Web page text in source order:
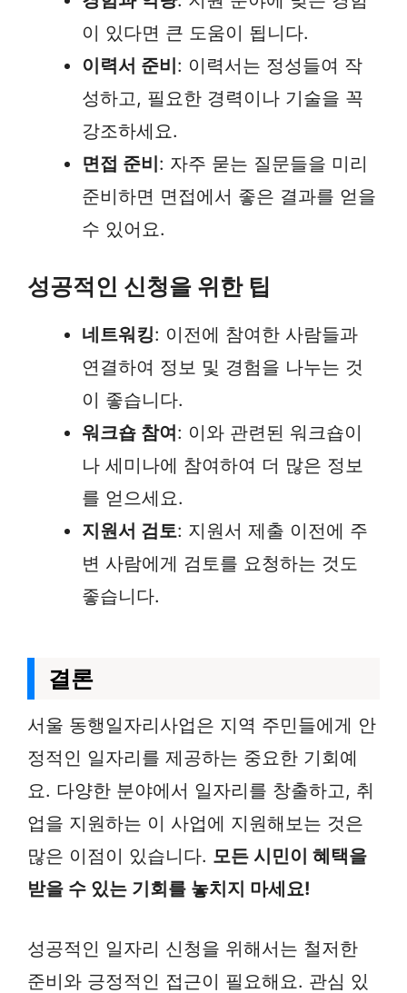
이 있다면 큰 도움이 됩니다.
이력서 준비: 이력서는 정성들여 작
성하고, 필요한 경력이나 기술을 꼭
강조하세요.
면접 준비: 자주 묻는 질문들을 미리
준비하면 면접에서 좋은 결과를 얻을
수 있어요.
성공적인 신청을 위한 팁
네트워킹: 이전에 참여한 사람들과
연결하여 정보 및 경험을 나누는 것
이 좋습니다.
워크숍 참여: 이와 관련된 워크숍이
나 세미나에 참여하여 더 많은 정보
를 얻으세요.
지원서 검토: 지원서 제출 이전에 주
변 사람에게 검토를 요청하는 것도
좋습니다.
결론
서울 동행일자리사업은 지역 주민들에게 안
정적인 일자리를 제공하는 중요한 기회예
요. 다양한 분야에서 일자리를 창출하고, 취
업을 지원하는 이 사업에 지원해보는 것은
많은 이점이 있습니다. 모든 시민이 혜택을
받을 수 있는 기회를 놓치지 마세요!
성공적인 일자리 신청을 위해서는 철저한
준비와 긍정적인 접근이 필요해요. 관심 있